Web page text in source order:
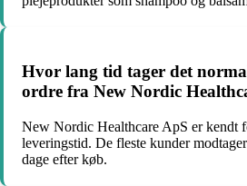
Hvor lang tid tager det
ordre fra New Nordic
New Nordic Healthcare ApS er kendt
leveringstid. De fleste kunder
dage efter køb.